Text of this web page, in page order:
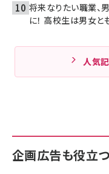
将来なりたい職業
に！ 高校生は男女と
人気
企画広告も役立